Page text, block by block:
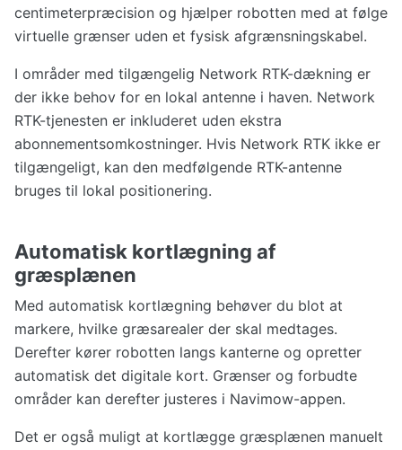
centimeterpræcision og hjælper robotten med at følge
virtuelle grænser uden et fysisk afgrænsningskabel.
I områder med tilgængelig Network RTK-dækning er
der ikke behov for en lokal antenne i haven. Network
RTK-tjenesten er inkluderet uden ekstra
abonnementsomkostninger. Hvis Network RTK ikke er
tilgængeligt, kan den medfølgende RTK-antenne
bruges til lokal positionering.
Automatisk kortlægning af
græsplænen
Med automatisk kortlægning behøver du blot at
markere, hvilke græsarealer der skal medtages.
Derefter kører robotten langs kanterne og opretter
automatisk det digitale kort. Grænser og forbudte
områder kan derefter justeres i Navimow-appen.
Det er også muligt at kortlægge græsplænen manuelt